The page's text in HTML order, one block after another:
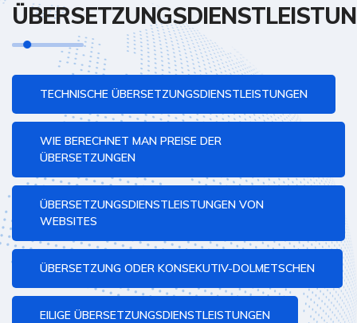
TECHNISCHE ÜBERSETZUNGSDIENSTLEISTUNGEN
WIE BERECHNET MAN PREISE DER
ÜBERSETZUNGEN
ÜBERSETZUNGSDIENSTLEISTUNGEN VON
WEBSITES
ÜBERSETZUNG ODER KONSEKUTIV-DOLMETSCHEN
EILIGE ÜBERSETZUNGSDIENSTLEISTUNGEN